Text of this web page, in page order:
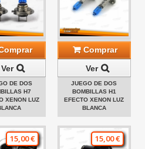
Ver
DE DOS
H7
XENON LUZ
Comprar
Ver
JUEGO DE DOS
BOMBILLAS H1
EFECTO XENON LUZ
BLANCA
15,00 € 15,00 €